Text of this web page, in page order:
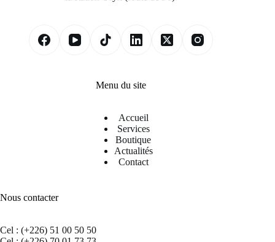
Menu du site
Accueil
Services
Boutique
Actualités
Contact
Nous contacter
Cel : (+226) 51 00 50 50